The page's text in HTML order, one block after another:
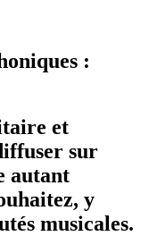
:
et
sur
autant
y
musicales.